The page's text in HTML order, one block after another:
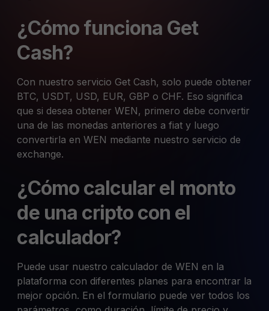
¿Cómo funciona Get
Cash?
Con nuestro servicio Get Cash, solo puede obtener
BTC, USDT, USD, EUR, GBP o CHF. Eso significa
que si desea obtener WEN, primero debe convertir
una de las monedas anteriores a fiat y luego
convertirla en WEN mediante nuestro servicio de
exchange.
¿Cómo calcular el monto
de una cripto con el
calculador?
Puede usar nuestro calculador de WEN en la
plataforma con diferentes planes para encontrar la
mejor opción. En el formulario puede ver todos los